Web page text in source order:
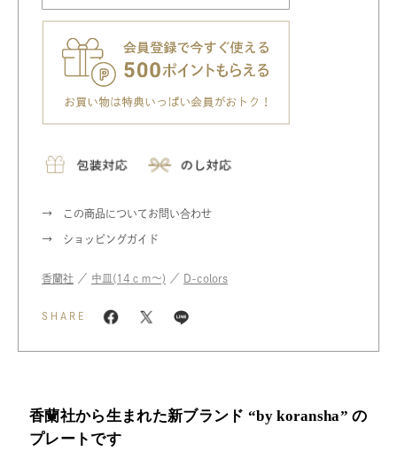
この商品についてお問い合わせ
ショッピングガイド
香蘭社 ／ 中皿(14ｃｍ〜) ／ D-colors
SHARE
香蘭社から生まれた新ブランド “by koransha” の
プレートです